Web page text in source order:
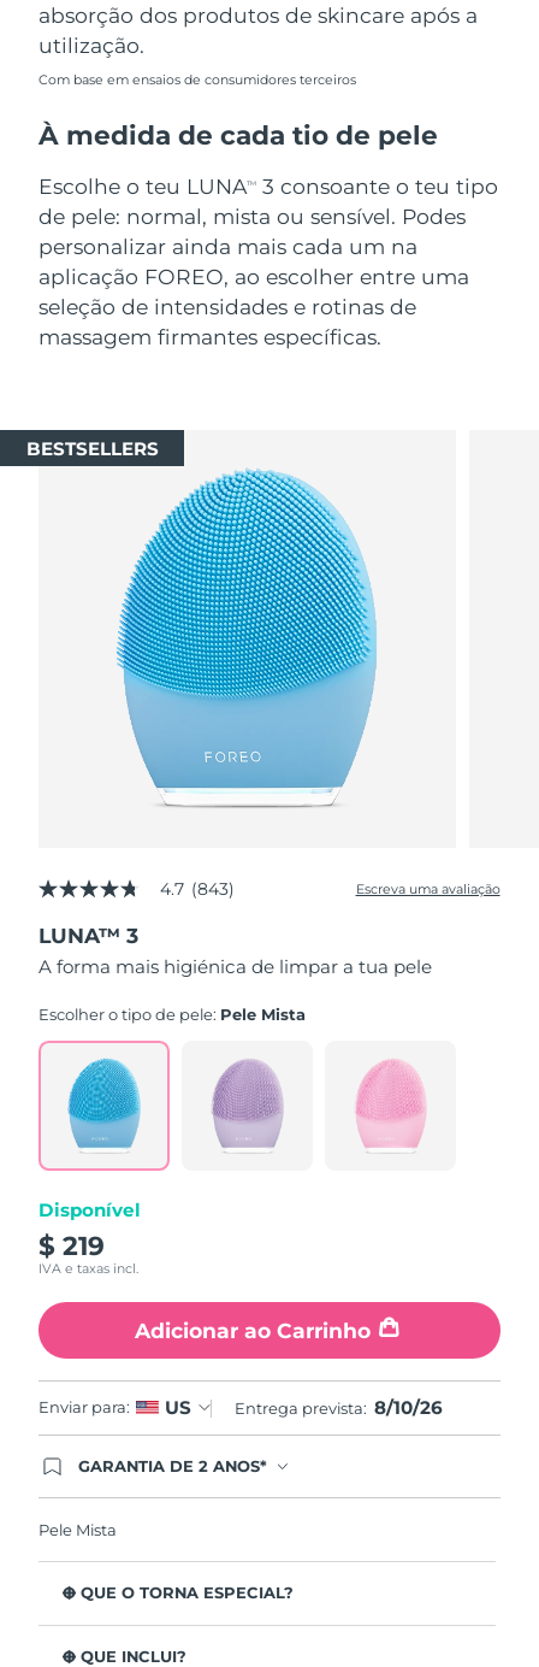
absorção dos produtos de skincare após a
utilização.
Com base em ensaios de consumidores terceiros
À medida de cada tio de pele
Escolhe o teu LUNATM
3 consoante o teu tipo
de pele: normal, mista ou sensível. Podes
personalizar ainda mais cada um na
aplicação FOREO, ao escolher entre uma
seleção de intensidades e rotinas de
massagem firmantes específicas.
BESTSELLERS
4.7
5
estrelas,
valor
de
Read
Reviews.
Link
abre
mesma
4.7 (843) Escreva uma avaliação
LUNA™ 3
A forma mais higiénica de limpar a tua pele
Escolher o tipo de pele: Pele Mista
Disponível
$ 219
IVA e taxas incl.
Adicionar ao Carrinho
Enviar para: US Entrega prevista: 8/10/26
GARANTIA DE 2 ANOS*
significa que se você tiver qualquer problema até
produto gratuitamente.*exceto pelo Luna FOFO
e Luna Play plus cuja garantia é de 90 dias.
Pele Mista
O QUE O TORNA ESPECIAL?
impurezas, sebo e resíduos de maquilhagem da pele.
O QUE INCLUI?